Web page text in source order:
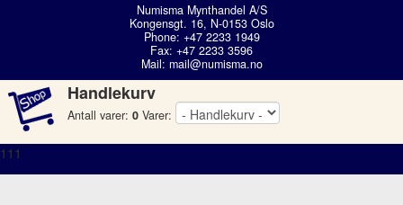
Numisma Mynthandel A/S
Kongensgt. 16, N-0153 Oslo
Phone: +47 2233 1949
Fax: +47 2233 3596
Mail: mail@numisma.no
Handlekurv
Antall varer: 0 Varer:
111